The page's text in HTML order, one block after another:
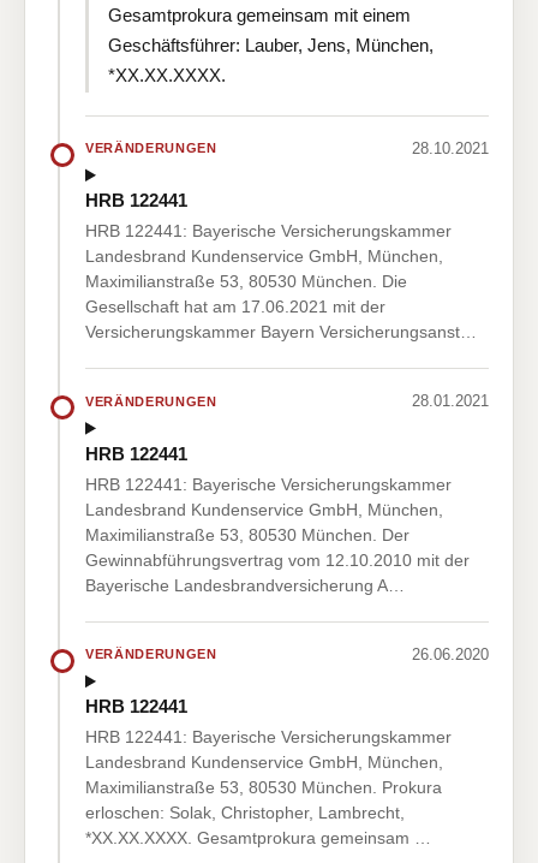
Gesamtprokura gemeinsam mit einem
Geschäftsführer: Lauber, Jens, München,
*XX.XX.XXXX.
VERÄNDERUNGEN 28.10.2021
HRB 122441
HRB 122441: Bayerische Versicherungskammer
Landesbrand Kundenservice GmbH, München,
Maximilianstraße 53, 80530 München. Die
Gesellschaft hat am 17.06.2021 mit der
Versicherungskammer Bayern Versicherungsanst…
VERÄNDERUNGEN 28.01.2021
HRB 122441
HRB 122441: Bayerische Versicherungskammer
Landesbrand Kundenservice GmbH, München,
Maximilianstraße 53, 80530 München. Der
Gewinnabführungsvertrag vom 12.10.2010 mit der
Bayerische Landesbrandversicherung A…
VERÄNDERUNGEN 26.06.2020
HRB 122441
HRB 122441: Bayerische Versicherungskammer
Landesbrand Kundenservice GmbH, München,
Maximilianstraße 53, 80530 München. Prokura
erloschen: Solak, Christopher, Lambrecht,
*XX.XX.XXXX. Gesamtprokura gemeinsam …